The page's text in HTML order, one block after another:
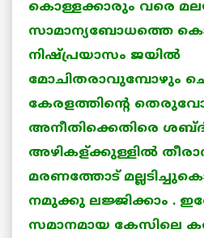
കൊള്ളക്കാരും വരെ
സാമാന്യബോധത്തെ
നിഷ്പ്രയാസം ജയില്‍
മോചിതരാവുമ്പോഴും
കേരളത്തിന്റെ
അനീതിക്കെതിരെ
അഴികള്ക്കുള്ളില്‍
മരണത്തോട്
നമുക്കു ലജ്ജിക്കാം .
സമാനമായ കേസിലെ